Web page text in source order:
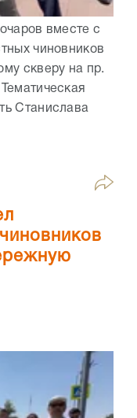
вместе с
чиновников
скверу на пр.
Станислава